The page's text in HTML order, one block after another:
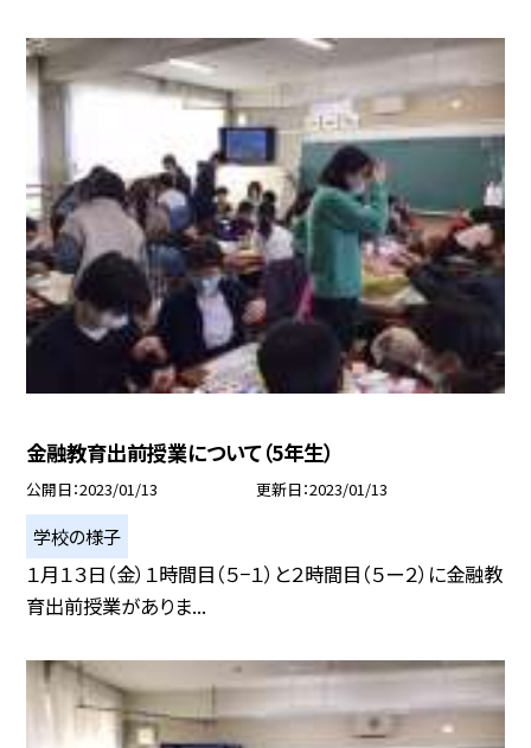
金融教育出前授業について（5年生）
公開日 2023/01/13 更新日 2023/01/13
学校の様子
１月１３日（金）１時間目（５−１）と２時間目（５ー２）に金融教
育出前授業がありま...